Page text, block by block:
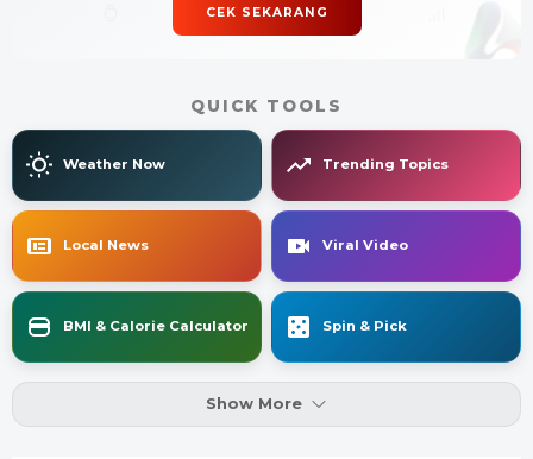
CEK SEKARANG
QUICK TOOLS
Weather Now Trending Topics
Local News Viral Video
BMI & Calorie Calculator Spin & Pick
Show More